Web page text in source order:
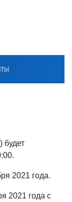
будет
2021 года.
2021 года с